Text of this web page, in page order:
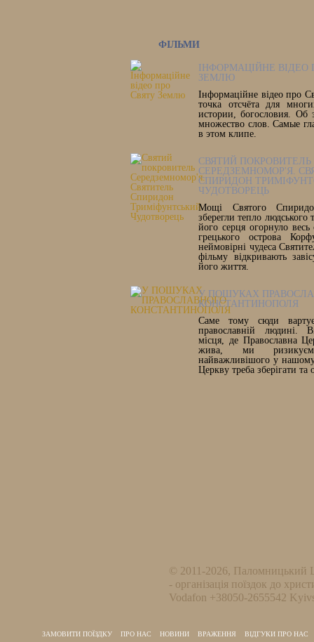
ФІЛЬМИ
ІНФОРМАЦІЙНЕ ВІДЕО
ЗЕМЛЮ
Інформаційне відео про
точка отсчёта для
истории, богословия. Об
множество слов. Самые
в этом клипе.
СВЯТИЙ ПОКРОВИТЕЛЬ
СЕРЕДЗЕМНОМОР'Я.
СПИРИДОН
ЧУДОТВОРЕЦЬ
Мощі Святого
зберегли тепло людського
його серця огорнуло
грецького острова
неймовірні чудеса
фільму відкривають
його життя.
У ПОШУКАХ
КОНСТАНТИНОПОЛЯ
Саме тому сюди
православній людині.
місця, де Православна
жива, ми
найважливішого у
Церкву треба зберігати та
© 2011-2026, Паломницький
- організація поїздок до
Vodafon +38050-2655542
ЗАМОВИТИ ПОЇЗДКУ ПРО НАС НОВИНИ ВРАЖЕННЯ ВІДГУКИ ПРО НАС